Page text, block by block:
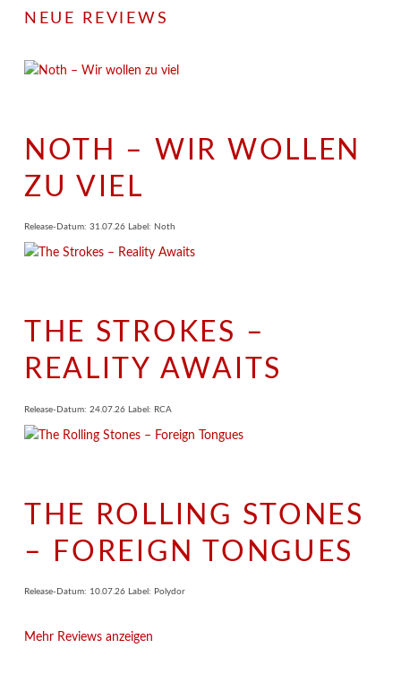
NEUE REVIEWS
NOTH – WIR WOLLEN
ZU VIEL
Release-Datum: 31.07.26 Label: Noth
THE STROKES –
REALITY AWAITS
Release-Datum: 24.07.26 Label: RCA
THE ROLLING STONES
– FOREIGN TONGUES
Release-Datum: 10.07.26 Label: Polydor
Mehr Reviews anzeigen